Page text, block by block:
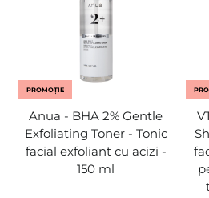
PROMOȚIE
Anua - BHA 2% Gentle
Exfoliating Toner - Tonic
facial exfoliant cu acizi -
150 ml